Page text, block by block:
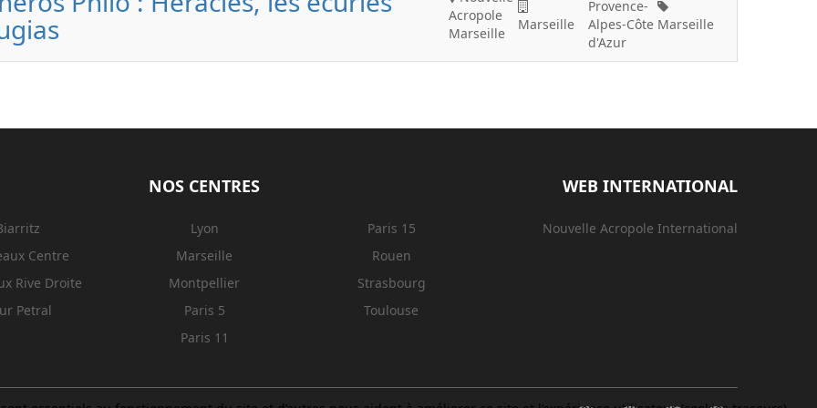
Acropole
Marseille
Marseille
Provence-
Alpes-Côte
d'Azur
Marseille
NOS CENTRES
Centre
Rive Droite
Petral
Lyon
Marseille
Montpellier
Paris 5
Paris 11
Paris 15
Rouen
Strasbourg
Toulouse
WEB INTERNATIONAL
Nouvelle Acropole International